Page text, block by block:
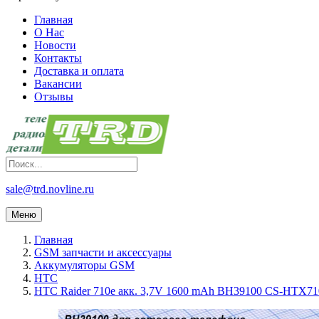
Главная
О Нас
Новости
Контакты
Доставка и оплата
Вакансии
Отзывы
sale@trd.novline.ru
Меню
Главная
GSM запчасти и аксессуары
Аккумуляторы GSM
HTC
HTC Raider 710e акк. 3,7V 1600 mAh BH39100 CS-